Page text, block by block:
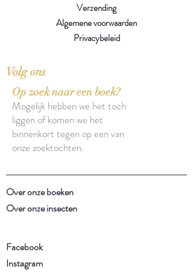
Verzending
Algemene voorwaarden
Privacybeleid
Volg ons
Op zoek naar een boek?
Mogelijk hebben we het toch
liggen of komen we het
binnenkort tegen op een van
onze zoektochten.
Over onze boeken
Over onze insecten
Facebook
Instagram